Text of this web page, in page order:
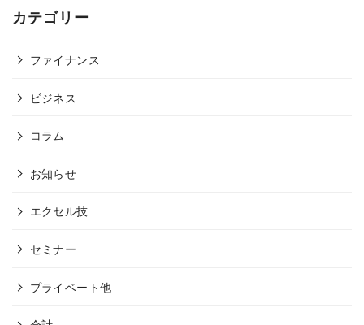
カテゴリー
ファイナンス
ビジネス
コラム
お知らせ
エクセル技
セミナー
プライベート他